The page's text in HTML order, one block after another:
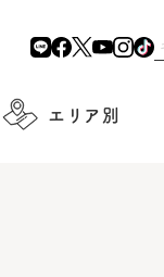
エリア別